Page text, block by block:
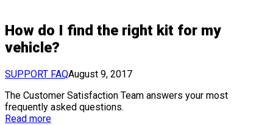
How do I find the right kit for my
vehicle?
SUPPORT FAQAugust 9, 2017
The Customer Satisfaction Team answers your most
frequently asked questions.
Read more